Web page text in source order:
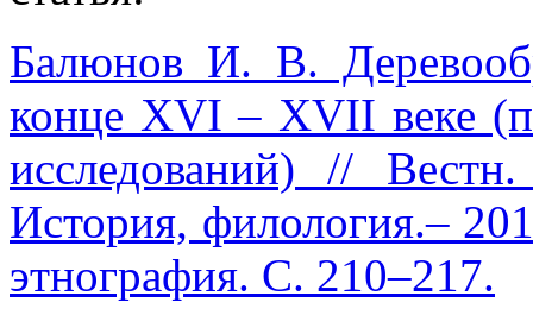
Балюнов И. В.
конце XVI – XVII веке
исследований) //
История, филология.–
этнография. С. 210–217.